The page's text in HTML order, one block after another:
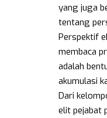
yang juga
tentang
Perspektif
membaca
adalah
akumulasi
Dari
elit pejabat